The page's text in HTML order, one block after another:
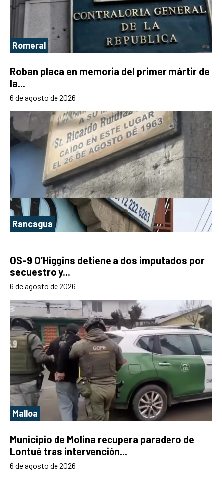
Romeral
Roban placa en memoria del primer mártir de
la...
6 de agosto de 2026
Rancagua
OS-9 O’Higgins detiene a dos imputados por
secuestro y...
6 de agosto de 2026
Malloa
Municipio de Molina recupera paradero de
Lontué tras intervención...
6 de agosto de 2026